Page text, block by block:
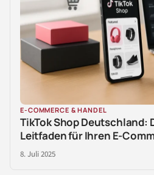
E-COMMERCE & HANDEL
TikTok Shop Deutschland:
Leitfaden für Ihren E-
8. Juli 2025